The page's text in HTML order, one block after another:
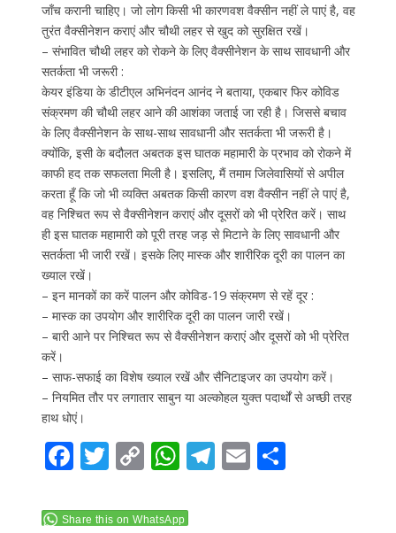
जाँच करानी चाहिए। जो लोग किसी भी कारणवश वैक्सीन नहीं ले पाएं है, वह
तुरंत वैक्सीनेशन कराएं और चौथी लहर से खुद को सुरक्षित रखें।
– संभावित चौथी लहर को रोकने के लिए वैक्सीनेशन के साथ सावधानी और
सतर्कता भी जरूरी :
केयर इंडिया के डीटीएल अभिनंदन आनंद ने बताया, एकबार फिर कोविड
संक्रमण की चौथी लहर आने की आशंका जताई जा रही है। जिससे बचाव
के लिए वैक्सीनेशन के साथ-साथ सावधानी और सतर्कता भी जरूरी है।
क्योंकि, इसी के बदौलत अबतक इस घातक महामारी के प्रभाव को रोकने में
काफी हद तक सफलता मिली है। इसलिए, मैं तमाम जिलेवासियों से अपील
करता हूँ कि जो भी व्यक्ति अबतक किसी कारण वश वैक्सीन नहीं ले पाएं है,
वह निश्चित रूप से वैक्सीनेशन कराएं और दूसरों को भी प्रेरित करें। साथ
ही इस घातक महामारी को पूरी तरह जड़ से मिटाने के लिए सावधानी और
सतर्कता भी जारी रखें। इसके लिए मास्क और शारीरिक दूरी का पालन का
ख्याल रखें।
– इन मानकों का करें पालन और कोविड-19 संक्रमण से रहें दूर :
– मास्क का उपयोग और शारीरिक दूरी का पालन जारी रखें।
– बारी आने पर निश्चित रूप से वैक्सीनेशन कराएं और दूसरों को भी प्रेरित
करें।
– साफ-सफाई का विशेष ख्याल रखें और सैनिटाइजर का उपयोग करें।
– नियमित तौर पर लगातार साबुन या अल्कोहल युक्त पदार्थों से अच्छी तरह
हाथ धोएं।
F
ac
e
T
w
itt
C
o
p
W
h
at
T
el
E
m
S
Share this on WhatsApp